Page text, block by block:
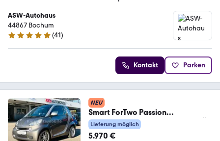
ASW-Autohaus
44867 Bochum
4.8 Sterne
(41)
Kontakt Parken
NEU
Smart ForTwo Passion
AUTOM/PANO/SITZH/KLIMA/TÜV
NEU
Lieferung möglich
5.970 €